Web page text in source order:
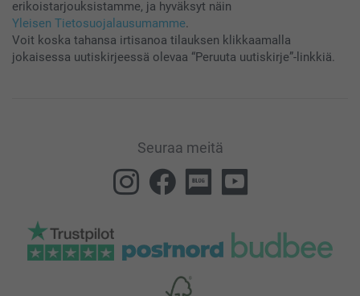
erikoistarjouksistamme, ja hyväksyt näin
Yleisen Tietosuojalausumamme.
Voit koska tahansa irtisanoa tilauksen klikkaamalla
jokaisessa uutiskirjeessä olevaa “Peruuta uutiskirje”-linkkiä.
Seuraa meitä